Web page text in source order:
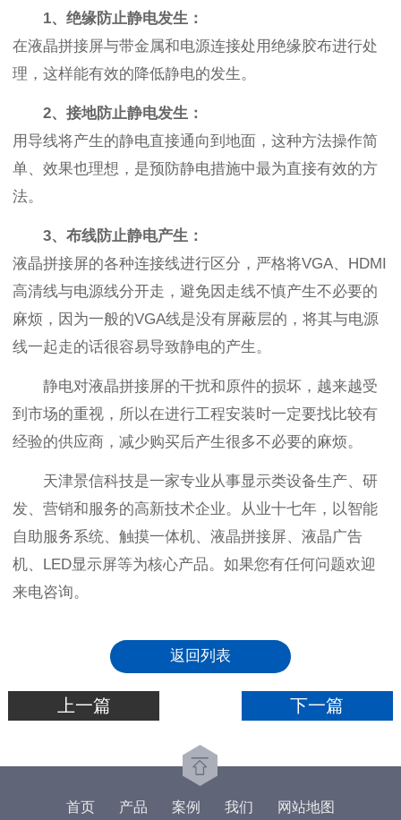
1、绝缘防止静电发生：
在液晶拼接屏与带金属和电源连接处用绝缘胶布进行处
理，这样能有效的降低静电的发生。
2、接地防止静电发生：
用导线将产生的静电直接通向到地面，这种方法操作简
单、效果也理想，是预防静电措施中最为直接有效的方
法。
3、布线防止静电产生：
液晶拼接屏的各种连接线进行区分，严格将VGA、HDMI
高清线与电源线分开走，避免因走线不慎产生不必要的
麻烦，因为一般的VGA线是没有屏蔽层的，将其与电源
线一起走的话很容易导致静电的产生。
静电对液晶拼接屏的干扰和原件的损坏，越来越受
到市场的重视，所以在进行工程安装时一定要找比较有
经验的供应商，减少购买后产生很多不必要的麻烦。
天津景信科技是一家专业从事显示类设备生产、研
发、营销和服务的高新技术企业。从业十七年，以智能
自助服务系统、触摸一体机、液晶拼接屏、液晶广告
机、LED显示屏等为核心产品。如果您有任何问题欢迎
来电咨询。
返回列表
上一篇 下一篇
首页 产品 案例 我们 网站地图